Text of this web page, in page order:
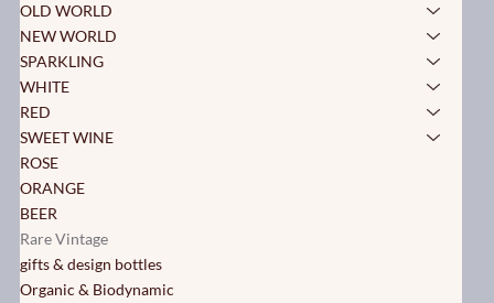
OLD WORLD
NEW WORLD
SPARKLING
WHITE
RED
SWEET WINE
ROSE
ORANGE
BEER
Rare Vintage
gifts & design bottles
Organic & Biodynamic